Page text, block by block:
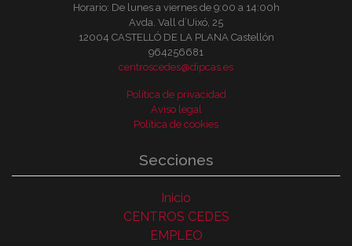
Horario: De lunes a viernes de 9:00 a 14:00h
Avda. Vall d´Uixó, 25
12004 CASTELLÓ DE LA PLANA Castellón
964256681
centroscedes@dipcas.es
Política de privacidad
Aviso legal
Política de cookies
Secciones
Inicio
CENTROS CEDES
EMPLEO